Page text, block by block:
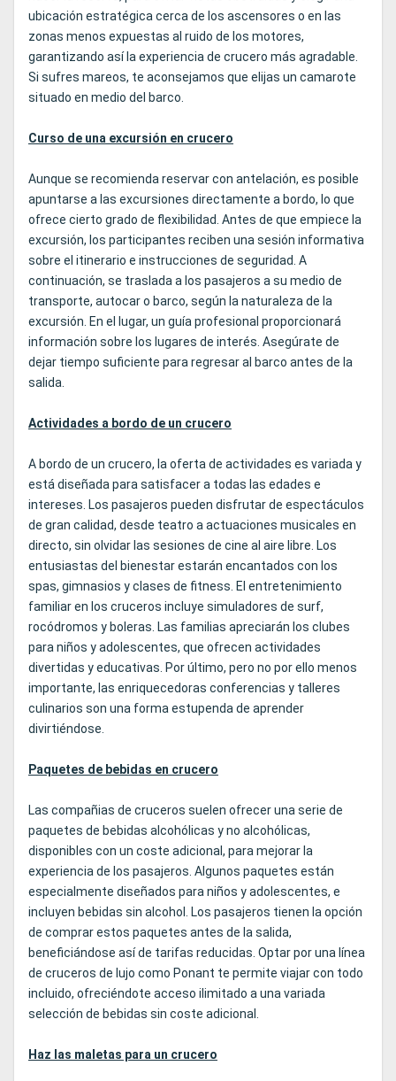
ubicación estratégica cerca de los ascensores o en las
zonas menos expuestas al ruido de los motores,
garantizando así la experiencia de crucero más agradable.
Si sufres mareos, te aconsejamos que elijas un camarote
situado en medio del barco.
Curso de una excursión en crucero
Aunque se recomienda reservar con antelación, es posible
apuntarse a las excursiones directamente a bordo, lo que
ofrece cierto grado de flexibilidad. Antes de que empiece la
excursión, los participantes reciben una sesión informativa
sobre el itinerario e instrucciones de seguridad. A
continuación, se traslada a los pasajeros a su medio de
transporte, autocar o barco, según la naturaleza de la
excursión. En el lugar, un guía profesional proporcionará
información sobre los lugares de interés. Asegúrate de
dejar tiempo suficiente para regresar al barco antes de la
salida.
Actividades a bordo de un crucero
A bordo de un crucero, la oferta de actividades es variada y
está diseñada para satisfacer a todas las edades e
intereses. Los pasajeros pueden disfrutar de espectáculos
de gran calidad, desde teatro a actuaciones musicales en
directo, sin olvidar las sesiones de cine al aire libre. Los
entusiastas del bienestar estarán encantados con los
spas, gimnasios y clases de fitness. El entretenimiento
familiar en los cruceros incluye simuladores de surf,
rocódromos y boleras. Las familias apreciarán los clubes
para niños y adolescentes, que ofrecen actividades
divertidas y educativas. Por último, pero no por ello menos
importante, las enriquecedoras conferencias y talleres
culinarios son una forma estupenda de aprender
divirtiéndose.
Paquetes de bebidas en crucero
Las compañias de cruceros suelen ofrecer una serie de
paquetes de bebidas alcohólicas y no alcohólicas,
disponibles con un coste adicional, para mejorar la
experiencia de los pasajeros. Algunos paquetes están
especialmente diseñados para niños y adolescentes, e
incluyen bebidas sin alcohol. Los pasajeros tienen la opción
de comprar estos paquetes antes de la salida,
beneficiándose así de tarifas reducidas. Optar por una línea
de cruceros de lujo como Ponant te permite viajar con todo
incluido, ofreciéndote acceso ilimitado a una variada
selección de bebidas sin coste adicional.
Haz las maletas para un crucero